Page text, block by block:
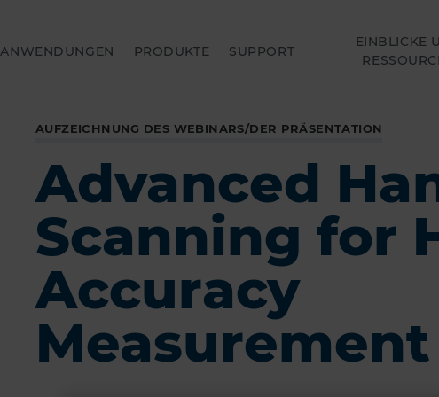
ANWENDUNGEN PRODUKTE SUPPORT
EINBLICKE
AUFZEICHNUNG DES WEBINARS/DER PRÄSENTATION
Advanced
Scanning for
Accuracy
Measurement